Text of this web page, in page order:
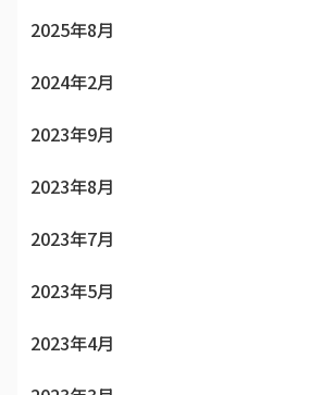
2025年8月
2024年2月
2023年9月
2023年8月
2023年7月
2023年5月
2023年4月